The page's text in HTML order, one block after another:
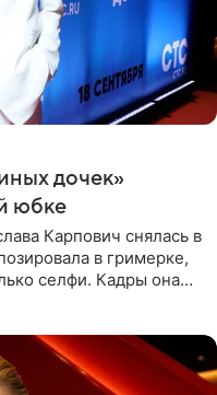
дочек»
юбке
Карпович снялась в
в гримерке,
селфи. Кадры она